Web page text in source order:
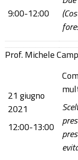
9:00-12:00
Prof. Michele
21 giugno
2021
12:00-13:00